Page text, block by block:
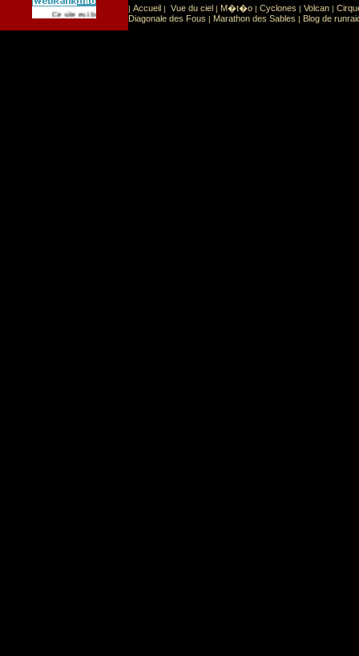
Ce site est list� dans la cat�gorie Sport: Sports extr�mes
| Accueil | Vue du ciel | M�t�o | Cyclones | Volcan |
Diagonale des Fous | Marathon des Sables | Blog de